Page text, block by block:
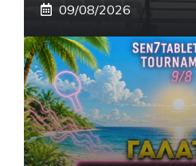
09/08/2026